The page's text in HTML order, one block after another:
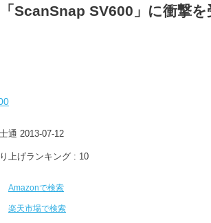
ScanSnap SV600」に衝撃を
通 2013-07-12
上げランキング : 10
Amazonで検索
楽天市場で検索